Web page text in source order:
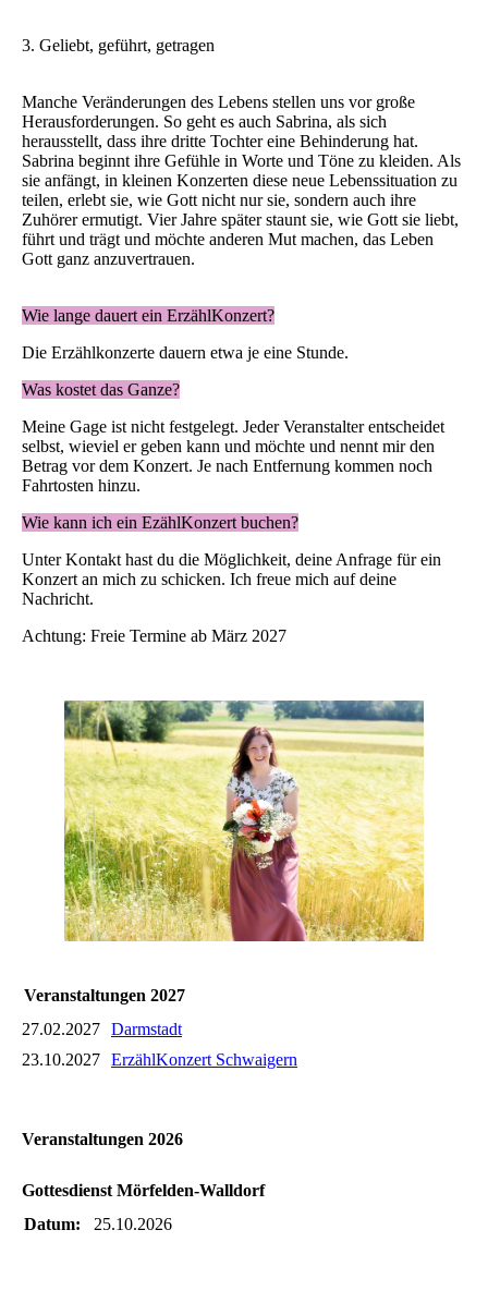
3. Geliebt, geführt, getragen
Manche Veränderungen des Lebens stellen uns vor große
Herausforderungen. So geht es auch Sabrina, als sich
herausstellt, dass ihre dritte Tochter eine Behinderung hat.
Sabrina beginnt ihre Gefühle in Worte und Töne zu kleiden. Als
sie anfängt, in kleinen Konzerten diese neue Lebenssituation zu
teilen, erlebt sie, wie Gott nicht nur sie, sondern auch ihre
Zuhörer ermutigt. Vier Jahre später staunt sie, wie Gott sie liebt,
führt und trägt und möchte anderen Mut machen, das Leben
Gott ganz anzuvertrauen.
Wie lange dauert ein ErzählKonzert?
Die Erzählkonzerte dauern etwa je eine Stunde.
Was kostet das Ganze?
Meine Gage ist nicht festgelegt. Jeder Veranstalter entscheidet
selbst, wieviel er geben kann und möchte und nennt mir den
Betrag vor dem Konzert. Je nach Entfernung kommen noch
Fahrtosten hinzu.
Wie kann ich ein EzählKonzert buchen?
Unter Kontakt hast du die Möglichkeit, deine Anfrage für ein
Konzert an mich zu schicken. Ich freue mich auf deine
Nachricht.
Achtung: Freie Termine ab März 2027
Veranstaltungen 2027
27.02.2027 Darmstadt
23.10.2027 ErzählKonzert Schwaigern
Veranstaltungen 2026
Gottesdienst Mörfelden-Walldorf
Datum:
25.10.2026